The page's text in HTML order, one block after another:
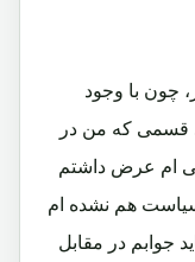
چون با وجود
قسمی که من در
ام عرض داشتم
هم نشده ام
جوابم در مقابل